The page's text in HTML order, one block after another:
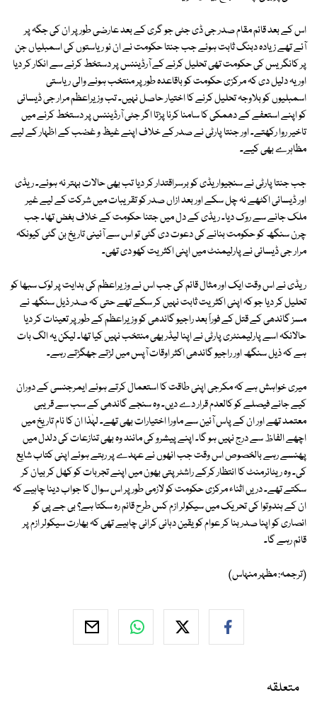
اس کے بعد قائم مقام صدر جی ڈی جٹی جو گری کے بعد عارضی طور پر ان کی جگہ پر
آئے تھے زیادہ دبنگ ثابت ہوئے جب جنتا حکومت نے ان نو ریاستوں کی اسمبلیاں جن
پر کانگریس کی حکومت تھی تحلیل کرنے کے آرڈیننس پر دستخط کرنے سے انکار کر دیا
اور یہ دلیل دی کہ مرکزی حکومت کو باقاعدہ طور پر منتخب ہونے والی ریاستی
اسمبلیوں کو بلاوجہ تحلیل کرنے کا اختیار حاصل نہیں۔ تب وزیراعظم مرار جی ڈیسائی
کو اپنے استعفے کے دھمکی کا سامنا کرنا پڑتا اگر جٹی آرڈیننس پر دستخط کرنے میں
تاخیر روا رکھتے۔ اور جنتا پارٹی نے صدر کے خلاف اپنے غیظ و غضب کے اظہار کے لیے
مظاہرے بھی کیے۔
جب جنتا پارٹی نے سنجیواریڈی کو برسراقتدار کر دیا تب بھی حالات بہتر نہ ہوئے۔ ریڈی
اور ڈیسائی اکٹھے نہ چل سکے اور بعد ازاں صدر کو تقریبات میں شرکت کے لیے غیر
ملک جانے سے روک دیا۔ ریڈی کے دل میں جتنا حکومت کے خلاف بغض تھا۔ جب
چرن سنگھ کو حکومت بنانے کی دعوت دی گئی تو اس سے آئینی تاریخ بن گئی کیونکہ
مرار جی ڈیسائی نے پارلیمنٹ میں اپنی اکثریت کھو دی تھی۔
ریڈی نے اس وقت ایک اور مثال قائم کی جب اس نے وزیراعظم کی ہدایت پر لوک سبھا کو
تحلیل کر دیا جو کہ اپنی اکثریت ثابت نہیں کر سکے تھے حتی کہ صدر ذیل سنگھ نے
مسز گاندھی کے قتل کے فوراً بعد راجیو گاندھی کو وزیراعظم کے طور پر تعینات کر دیا
حالانکہ اسے پارلیمنٹری پارٹی نے اپنا لیڈر بھی منتخب نہیں کیا تھا۔ لیکن یہ الگ بات
ہے کہ ذیل سنگھ اور راجیو گاندھی اکثر اوقات آپس میں لڑتے جھگڑتے رہے۔
میری خواہش ہے کہ مکرجی اپنی طاقت کا استعمال کرتے ہوئے ایمرجنسی کے دوران
کیے جانے فیصلے کو کالعدم قرار دے دیں۔ وہ سنجے گاندھی کے سب سے قریبی
معتمد تھے اور ان کے پاس آئین سے ماورا اختیارات بھی تھے۔ لہٰذا ان کا نام تاریخ میں
اچھے الفاظ سے درج نہیں ہو گا۔ اپنے پیشرو کی مانند وہ بھی تنازعات کی دلدل میں
پھنسے رہے بالخصوص اس وقت جب انھوں نے عہدے پر رہتے ہوئے اپنی کتاب شایع
کی۔ وہ ریٹائرمنٹ کا انتظار کرکے راشٹر پتی بھون میں اپنے تجربات کو کھل کر بیان کر
سکتے تھے۔ دریں اثناء مرکزی حکومت کو لازمی طور پر اس سوال کا جواب دینا چاہیے کہ
ان کے ہندوتوا کی تحریک میں سیکولر ازم کس طرح قائم رہ سکتا ہے؟ بی جے پی کو
انصاری کو اپنا صدر بنا کر عوام کو یقین دہانی کرانی چاہیے تھی کہ بھارت سیکولر ازم پر
قائم رہے گا۔
(ترجمہ: مظہر منہاس)
متعلقہ